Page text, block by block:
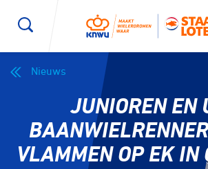
Kenniscentrum
Magazine
Nieuws
JUNIOREN EN
VLAMMEN OP EK IN
Wegwielrennen
E-
Kunstwielrijden ID-